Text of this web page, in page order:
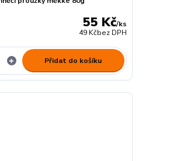
55 Kč/ks
49 Kčbez DPH
Přidat do košíku